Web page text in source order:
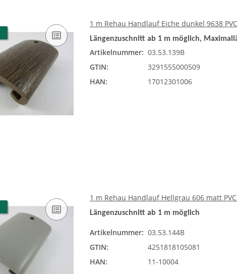
1 m Rehau Handlauf Eiche dunkel 9638
Längenzuschnitt ab 1 m möglich,
Artikelnummer: 03.53.139B
GTIN:
3291555000509
HAN:
17012301006
1 m Rehau Handlauf Hellgrau 606 matt
Längenzuschnitt ab 1 m möglich
Artikelnummer: 03.53.144B
GTIN:
4251818105081
HAN:
11-10004